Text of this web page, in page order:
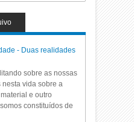
- Duas realidades
sobre as nossas
nesta vida sobre a
e outro
constituídos de